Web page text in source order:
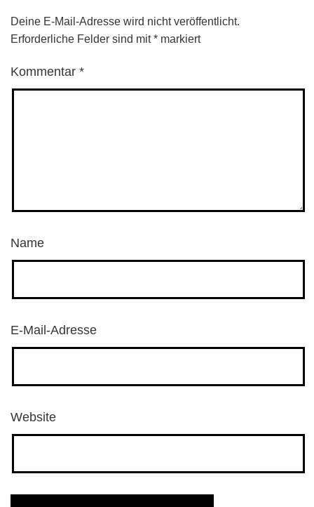
Deine E-Mail-Adresse wird nicht veröffentlicht.
Erforderliche Felder sind mit* markiert
Kommentar *
Name
E-Mail-Adresse
Website